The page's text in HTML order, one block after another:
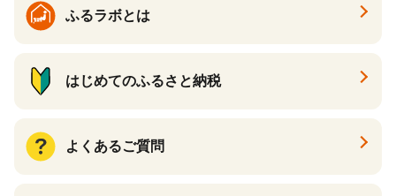
ふるラボとは
はじめてのふるさと納税
よくあるご質問